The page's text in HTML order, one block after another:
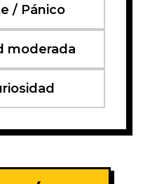
/ Pánico
moderada